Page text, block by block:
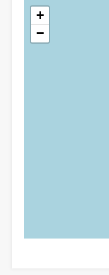
+
−